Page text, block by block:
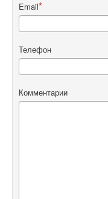
Email
Телефон
Комментарии